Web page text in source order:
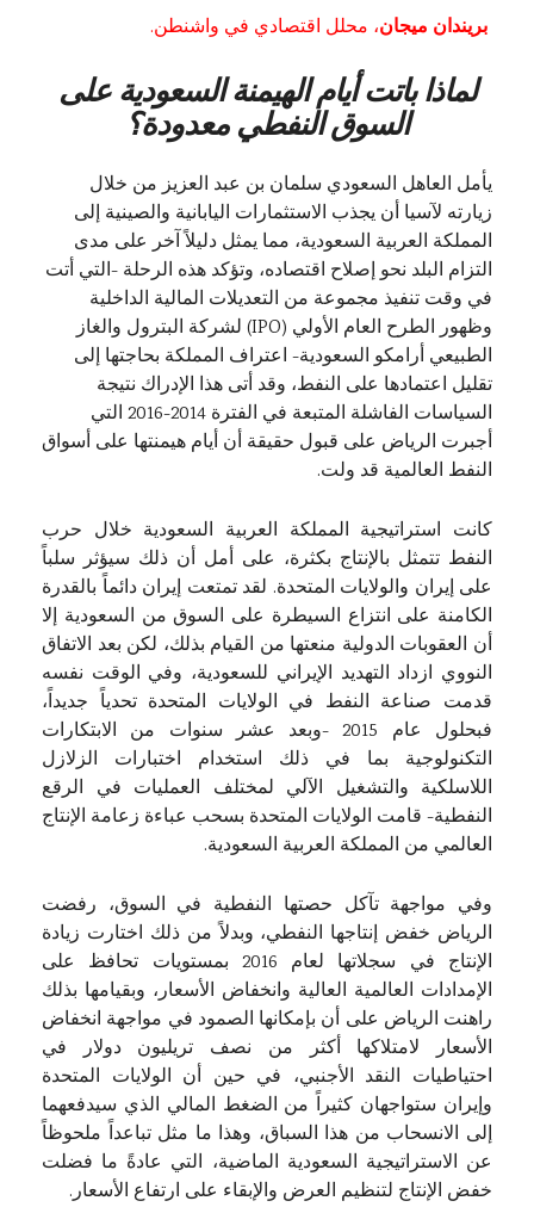
بريندان ميجان، محلل اقتصادي في واشنطن.
لماذا باتت أيام الهيمنة السعودية على
السوق النفطي معدودة؟
يأمل العاهل السعودي سلمان بن عبد العزيز من خلال
زيارته لآسيا أن يجذب الاستثمارات اليابانية والصينية إلى
المملكة العربية السعودية، مما يمثل دليلاً آخر على مدى
التزام البلد نحو إصلاح اقتصاده، وتؤكد هذه الرحلة -التي أتت
في وقت تنفيذ مجموعة من التعديلات المالية الداخلية
وظهور الطرح العام الأولي (IPO) لشركة البترول والغاز
الطبيعي أرامكو السعودية- اعتراف المملكة بحاجتها إلى
تقليل اعتمادها على النفط، وقد أتى هذا الإدراك نتيجة
السياسات الفاشلة المتبعة في الفترة 2014-2016 التي
أجبرت الرياض على قبول حقيقة أن أيام هيمنتها على أسواق
النفط العالمية قد ولت.
كانت استراتيجية المملكة العربية السعودية خلال حرب
النفط تتمثل بالإنتاج بكثرة، على أمل أن ذلك سيؤثر سلباً
على إيران والولايات المتحدة. لقد تمتعت إيران دائماً بالقدرة
الكامنة على انتزاع السيطرة على السوق من السعودية إلا
أن العقوبات الدولية منعتها من القيام بذلك، لكن بعد الاتفاق
النووي ازداد التهديد الإيراني للسعودية، وفي الوقت نفسه
قدمت صناعة النفط في الولايات المتحدة تحدياً جديداً،
فبحلول عام 2015 -وبعد عشر سنوات من الابتكارات
التكنولوجية بما في ذلك استخدام اختبارات الزلازل
اللاسلكية والتشغيل الآلي لمختلف العمليات في الرقع
النفطية- قامت الولايات المتحدة بسحب عباءة زعامة الإنتاج
العالمي من المملكة العربية السعودية.
وفي مواجهة تآكل حصتها النفطية في السوق، رفضت
الرياض خفض إنتاجها النفطي، وبدلاً من ذلك اختارت زيادة
الإنتاج في سجلاتها لعام 2016 بمستويات تحافظ على
الإمدادات العالمية العالية وانخفاض الأسعار، وبقيامها بذلك
راهنت الرياض على أن بإمكانها الصمود في مواجهة انخفاض
الأسعار لامتلاكها أكثر من نصف تريليون دولار في
احتياطيات النقد الأجنبي، في حين أن الولايات المتحدة
وإيران ستواجهان كثيراً من الضغط المالي الذي سيدفعهما
إلى الانسحاب من هذا السباق، وهذا ما مثل تباعداً ملحوظاً
عن الاستراتيجية السعودية الماضية، التي عادةً ما فضلت
خفض الإنتاج لتنظيم العرض والإبقاء على ارتفاع الأسعار.